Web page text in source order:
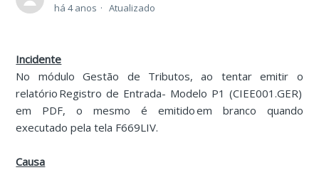
há 4 anos Atualizado
Incidente
No módulo Gestão de Tributos, ao tentar emitir o
relatório Registro de Entrada- Modelo P1 (CIEE001.GER)
em PDF, o mesmo é emitido em branco quando
executado pela tela F669LIV.
Causa